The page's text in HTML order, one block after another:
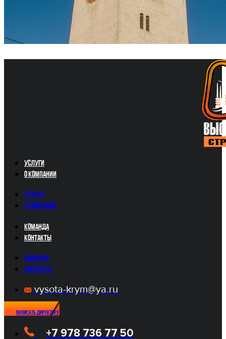
Услуги
О компании
Услуги
О компании
Команда
Контакты
Команда
Контакты
vysota-krym@ya.ru
Написать директору
+7 978 736 77 50